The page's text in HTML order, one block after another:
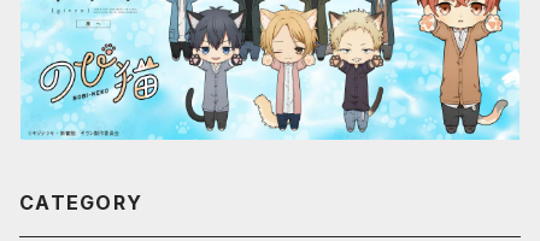
CATEGORY